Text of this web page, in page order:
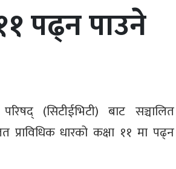
पढ्न पाउने
(सिटीईभिटी) बाट सञ्चालित
प्राविधिक धारको कक्षा ११ मा पढ्न